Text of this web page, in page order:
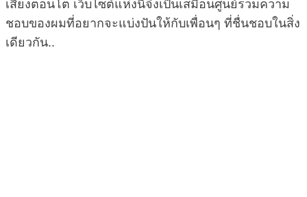
เสียงตอนโต เว็บไซต์แห่งนี้จึงเป็นเสมือนศูนย์รวมความ
ชอบของผมที่อยากจะแบ่งปันให้กับเพื่อนๆ ที่ชื่นชอบในสิ่ง
เดียวกัน..